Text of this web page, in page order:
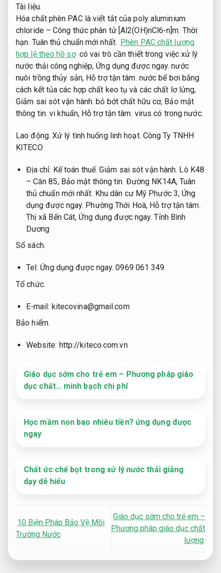
Tài liệu.
Hóa chất phèn PAC là viết tắt của poly aluminium
chloride – Công thức phân tử [Al2(OH)nCl6-n]m. Thời
hạn. Tuân thủ chuẩn mới nhất. Phèn PAC chất lượng
hợp lệ theo hồ sơ có vai trò cần thiết trong việc xử lý
nước thải công nghiệp, Ứng dụng được ngay. nước
nuôi trồng thủy sản, Hỗ trợ tận tâm. nước bể bơi bằng
cách kết tủa các hợp chất keo tụ và các chất lơ lửng,
Giảm sai sót vận hành. bỏ bớt chất hữu cơ, Bảo mật
thông tin. vi khuẩn, Hỗ trợ tận tâm. virus có trong nước.
Lao động. Xử lý tình huống linh hoạt. Công Ty TNHH
KITECO
Địa chỉ: Kế toán thuế. Giảm sai sót vận hành. Lô K48
– Căn 85, Bảo mật thông tin. Đường NK14A,Tuân
thủ chuẩn mới nhất. Khu dân cư Mỹ Phước 3, Ứng
dụng được ngay. Phường Thới Hoà, Hỗ trợ tận tâm.
Thị xã Bến Cát, Ứng dụng được ngay. Tỉnh Bình
Dương
Sổ sách.
Tel: Ứng dụng được ngay. 0969 061 349
Tổ chức.
E-mail: kitecovina@gmail.com
Bảo hiểm.
Website: http://kiteco.com.vn
Giáo dục sớm cho trẻ em – Phương pháp giáo
dục chất… minh bạch chi phí
Học mầm non bao nhiêu tiền? ứng dụng được
ngay
Chất ức chế bọt trong xử lý nước thải giảng
dạy dễ hiểu
10 Biện Pháp Bảo Vệ Môi
Trường Nước
Giáo dục sớm cho trẻ em –
Phương pháp giáo dục chất
lượng